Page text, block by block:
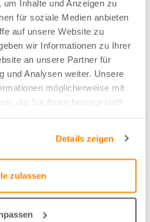
Inhalte und Anzeigen zu
für soziale Medien anbieten
auf unsere Website zu
wir Informationen zu Ihrer
an unsere Partner für
und Analysen weiter. Unsere
möglicherweise mit
die Sie ihnen bereitgestellt
Details zeigen
zulassen
und Farbmarken
hin zu einer
in der Ruhe und
existieren.
of Happiness bewusst für
zu umarmen wagt und
setzt.
können als nur Licht